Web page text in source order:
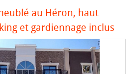
au Héron, haut
et gardiennage inclus